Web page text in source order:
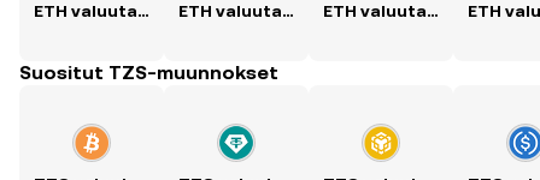
ETH valuutaksi USD ETH valuutaksi PKR ETH valuutaksi PHP
Suositut TZS-muunnokset